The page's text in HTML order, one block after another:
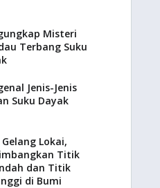
Misteri
Terbang Suku
Jenis-Jenis
Suku Dayak
Lokai,
Titik
dan Titik
di Bumi